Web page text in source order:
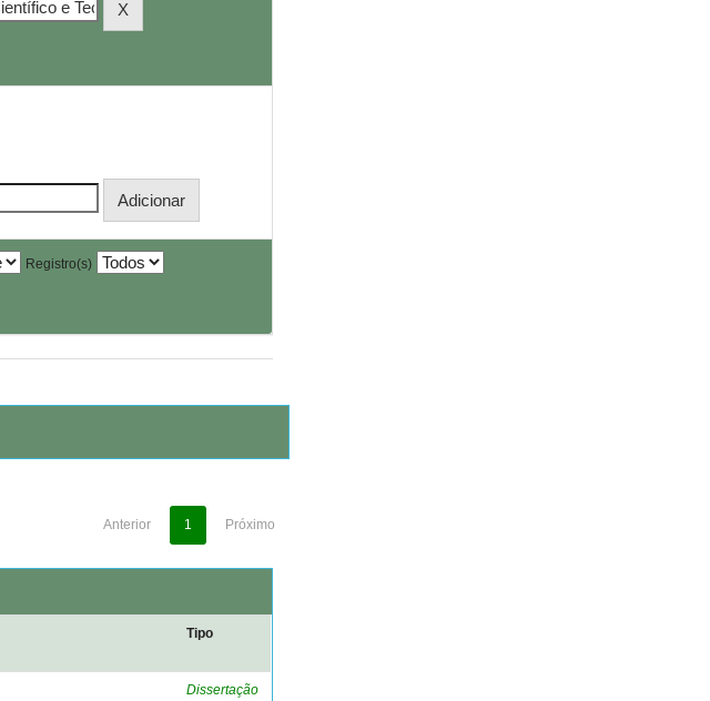
Registro(s)
Anterior 1 Próximo
Tipo
Dissertação